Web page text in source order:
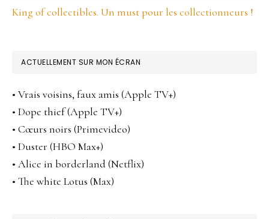
King of collectibles. Un must pour les collectionneurs !
ACTUELLEMENT SUR MON ÉCRAN
• Vrais voisins, faux amis (Apple TV+)
• Dope thief (Apple TV+)
• Cœurs noirs (Primevideo)
• Duster (HBO Max+)
• Alice in borderland (Netflix)
• The white Lotus (Max)